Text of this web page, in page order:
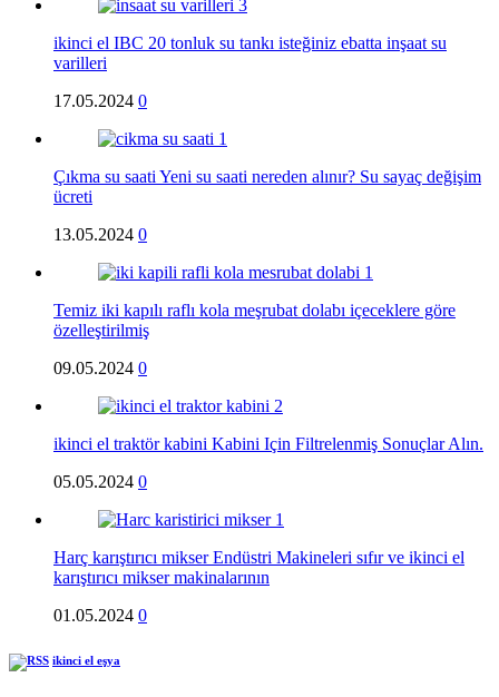
ikinci el IBC 20 tonluk su tankı isteğiniz ebatta inşaat su
varilleri
17.05.2024 0
Çıkma su saati Yeni su saati nereden alınır? Su sayaç değişim
ücreti
13.05.2024 0
Temiz iki kapılı raflı kola meşrubat dolabı içeceklere göre
özelleştirilmiş
09.05.2024 0
ikinci el traktör kabini Kabini Için Filtrelenmiş Sonuçlar Alın.
05.05.2024 0
Harç karıştırıcı mikser Endüstri Makineleri sıfır ve ikinci el
karıştırıcı mikser makinalarının
01.05.2024 0
ikinci el eşya